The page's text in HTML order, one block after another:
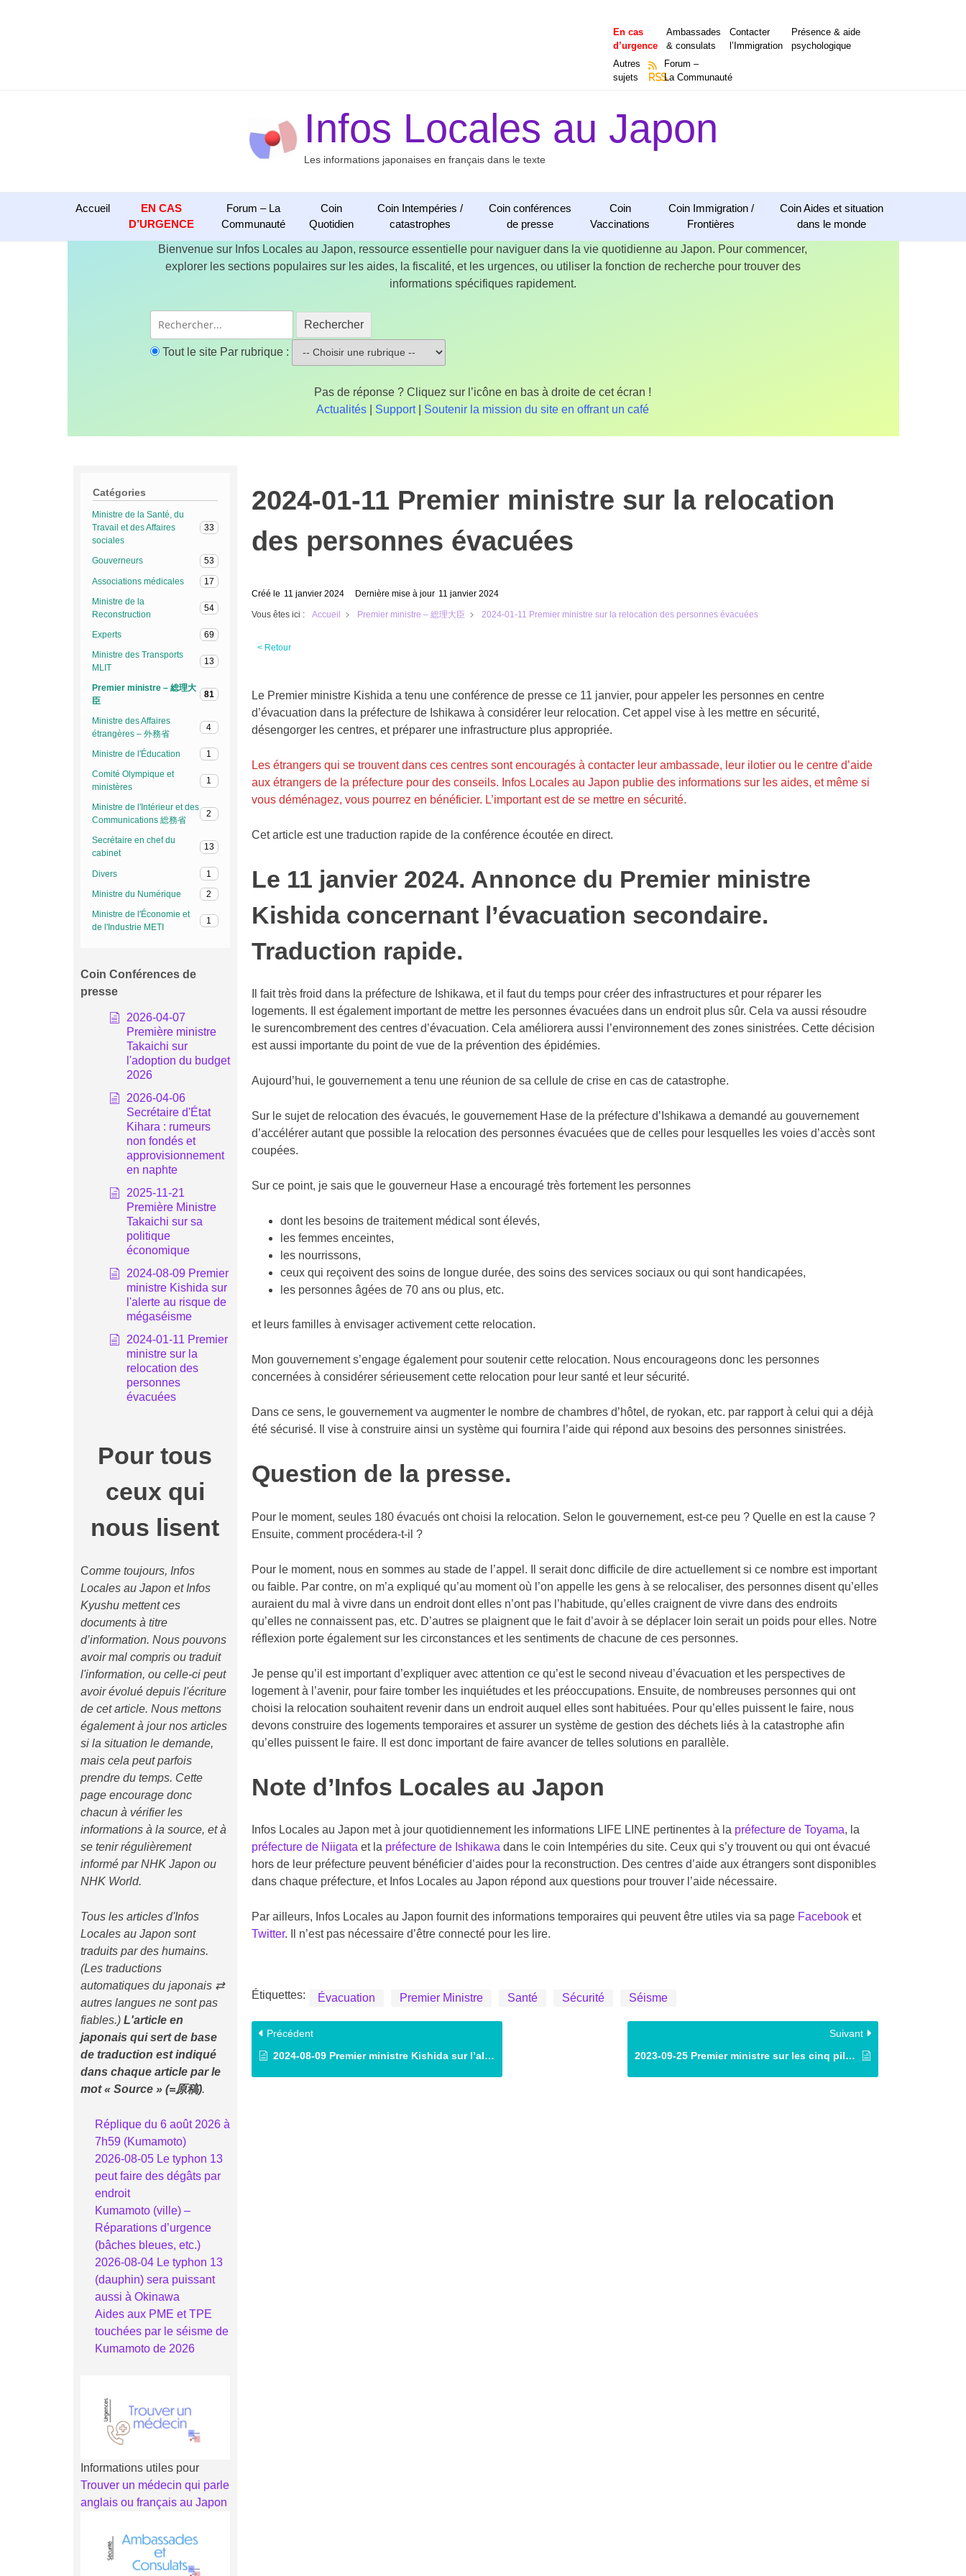
En cas
d’urgence
Ambassades
& consulats
Contacter
l’Immigration
Présence & aide
psychologique
Autres
sujets
RSS
Forum –
La Communauté
Infos Locales au Japon
Les informations japonaises en français dans le texte
Accueil
EN CAS
D’URGENCE
Forum – La
Communauté
Coin
Quotidien
Coin Intempéries /
catastrophes
Coin conférences
de presse
Coin
Vaccinations
Coin Immigration /
Frontières
Coin Aides et situation
dans le monde
Bienvenue sur Infos Locales au Japon, ressource essentielle pour naviguer dans la vie quotidienne au Japon. Pour commencer,
explorer les sections populaires sur les aides, la fiscalité, et les urgences, ou utiliser la fonction de recherche pour trouver des
informations spécifiques rapidement.
Rechercher
Tout le site Par rubrique :
Pas de réponse ? Cliquez sur l’icône en bas à droite de cet écran !
Actualités
Support| Soutenir la mission du site en offrant un café
Catégories
Ministre de la Santé, du
Travail et des Affaires
sociales
33
Gouverneurs 53
Associations médicales 17
Ministre de la
Reconstruction
54
Experts 69
Ministre des Transports
MLIT
13
Premier ministre – 総理大
臣
81
Ministre des Affaires
étrangères – 外務省
4
Ministre de l'Éducation 1
Comité Olympique et
ministères
1
Ministre de l'Intérieur et des
Communications 総務省
2
Secrétaire en chef du
cabinet
13
Divers 1
Ministre du Numérique 2
Ministre de l'Économie et
de l'Industrie METI
1
Coin Conférences de
presse
2026-04-07
Première ministre
Takaichi sur
l'adoption du budget
2026
2026-04-06
Secrétaire d'État
Kihara : rumeurs
non fondés et
approvisionnement
en naphte
2025-11-21
Première Ministre
Takaichi sur sa
politique
économique
2024-08-09 Premier
ministre Kishida sur
l'alerte au risque de
mégaséisme
2024-01-11 Premier
ministre sur la
relocation des
personnes
évacuées
Pour tous
ceux qui
nous lisent
Comme toujours, Infos
Locales au Japon et Infos
Kyushu mettent ces
documents à titre
d’information. Nous pouvons
avoir mal compris ou traduit
l'information, ou celle-ci peut
avoir évolué depuis l'écriture
de cet article. Nous mettons
également à jour nos articles
si la situation le demande,
mais cela peut parfois
prendre du temps. Cette
page encourage donc
chacun à vérifier les
informations à la source, et à
se tenir régulièrement
informé par NHK Japon ou
NHK World.
Tous les articles d'Infos
Locales au Japon sont
traduits par des humains.
(Les traductions
automatiques du japonais ⇄
autres langues ne sont pas
fiables.) L'article en
japonais qui sert de base
de traduction est indiqué
dans chaque articlepar le
mot « Source » (=原稿).
Réplique du 6 août 2026 à
7h59 (Kumamoto)
2026-08-05 Le typhon 13
peut faire des dégâts par
endroit
Kumamoto (ville) –
Réparations d’urgence
(bâches bleues, etc.)
2026-08-04 Le typhon 13
(dauphin) sera puissant
aussi à Okinawa
Aides aux PME et TPE
touchées par le séisme de
Kumamoto de 2026
Informations utiles pour
Trouver un médecin qui parle
anglais ou français au Japon
2024-01-11 Premier ministre sur la relocation
des personnes évacuées
Créé le 11 janvier 2024 Dernière mise à jour 11 janvier 2024
Vous êtes ici : Accueil Premier ministre – 総理大臣 2024-01-11 Premier ministre sur la relocation des personnes évacuées
< Retour
Le Premier ministre Kishida a tenu une conférence de presse ce 11 janvier, pour appeler les personnes en centre
d’évacuation dans la préfecture de Ishikawa à considérer leur relocation. Cet appel vise à les mettre en sécurité,
désengorger les centres, et préparer une infrastructure plus appropriée.
Les étrangers qui se trouvent dans ces centres sont encouragés à contacter leur ambassade, leur ilotier ou le centre d’aide
aux étrangers de la préfecture pour des conseils. Infos Locales au Japon publie des informations sur les aides, et même si
vous déménagez, vous pourrez en bénéficier. L’important est de se mettre en sécurité.
Cet article est une traduction rapide de la conférence écoutée en direct.
Le 11 janvier 2024. Annonce du Premier ministre
Kishida concernant l’évacuation secondaire.
Traduction rapide.
Il fait très froid dans la préfecture de Ishikawa, et il faut du temps pour créer des infrastructures et pour réparer les
logements. Il est également important de mettre les personnes évacuées dans un endroit plus sûr. Cela va aussi résoudre
le surencombrement des centres d’évacuation. Cela améliorera aussi l’environnement des zones sinistrées. Cette décision
est aussi importante du point de vue de la prévention des épidémies.
Aujourd’hui, le gouvernement a tenu une réunion de sa cellule de crise en cas de catastrophe.
Sur le sujet de relocation des évacués, le gouvernement Hase de la préfecture d’Ishikawa a demandé au gouvernement
d’accélérer autant que possible la relocation des personnes évacuées que de celles pour lesquelles les voies d’accès sont
coupées.
Sur ce point, je sais que le gouverneur Hase a encouragé très fortement les personnes
dont les besoins de traitement médical sont élevés,
les femmes enceintes,
les nourrissons,
ceux qui reçoivent des soins de longue durée, des soins des services sociaux ou qui sont handicapées,
les personnes âgées de 70 ans ou plus, etc.
et leurs familles à envisager activement cette relocation.
Mon gouvernement s’engage également pour soutenir cette relocation. Nous encourageons donc les personnes
concernées à considérer sérieusement cette relocation pour leur santé et leur sécurité.
Dans ce sens, le gouvernement va augmenter le nombre de chambres d’hôtel, de ryokan, etc. par rapport à celui qui a déjà
été sécurisé. Il vise à construire ainsi un système qui fournira l’aide qui répond aux besoins des personnes sinistrées.
Question de la presse.
Pour le moment, seules 180 évacués ont choisi la relocation. Selon le gouvernement, est-ce peu ? Quelle en est la cause ?
Ensuite, comment procédera-t-il ?
Pour le moment, nous en sommes au stade de l’appel. Il serait donc difficile de dire actuellement si ce nombre est important
ou faible. Par contre, on m’a expliqué qu’au moment où l’on appelle les gens à se relocaliser, des personnes disent qu’elles
auraient du mal à vivre dans un endroit dont elles n’ont pas l’habitude, qu’elles craignent de vivre dans des endroits
qu’elles ne connaissent pas, etc. D’autres se plaignent que le fait d’avoir à se déplacer loin serait un poids pour elles. Notre
réflexion porte également sur les circonstances et les sentiments de chacune de ces personnes.
Je pense qu’il est important d’expliquer avec attention ce qu’est le second niveau d’évacuation et les perspectives de
logement à l’avenir, pour faire tomber les inquiétudes et les préoccupations. Ensuite, de nombreuses personnes qui ont
choisi la relocation souhaitent revenir dans un endroit auquel elles sont habituées. Pour qu’elles puissent le faire, nous
devons construire des logements temporaires et assurer un système de gestion des déchets liés à la catastrophe afin
qu’elles puissent le faire. Il est donc important de faire avancer de telles solutions en parallèle.
Note d’Infos Locales au Japon
Infos Locales au Japon met à jour quotidiennement les informations LIFE LINE pertinentes à la préfecture de Toyama, la
préfecture de Niigata et la préfecture de Ishikawa dans le coin Intempéries du site. Ceux qui s’y trouvent ou qui ont évacué
hors de leur préfecture peuvent bénéficier d’aides pour la reconstruction. Des centres d’aide aux étrangers sont disponibles
dans chaque préfecture, et Infos Locales au Japon répond aux questions pour trouver l’aide nécessaire.
Par ailleurs, Infos Locales au Japon fournit des informations temporaires qui peuvent être utiles via sa page Facebooket
Twitter. Il n’est pas nécessaire d’être connecté pour les lire.
Étiquettes: Évacuation Premier Ministre Santé Sécurité Séisme
Précédent
2024-08-09 Premier ministre Kishida sur l’alerte au risque de mégaséisme
Suivant
2023-09-25 Premier ministre sur les cinq piliers des mesures économiques